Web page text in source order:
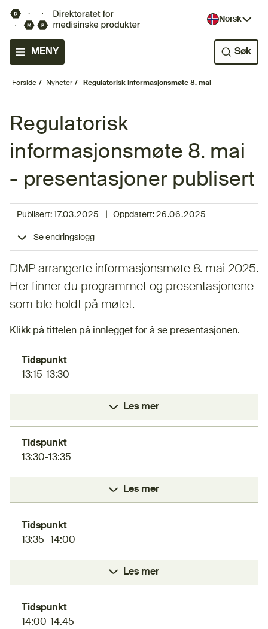
Norsk
MENY Søk
Forside Nyheter Regulatorisk informasjonsmøte 8. mai
Regulatorisk
informasjonsmøte 8. mai
- presentasjoner publisert
Publisert: 17.03.2025 Oppdatert:26.06.2025
Se endringslogg
DMP arrangerte informasjonsmøte 8. mai 2025.
Her finner du programmet og presentasjonene
som ble holdt på møtet.
Klikk på tittelen på innlegget for å se presentasjonen.
Tidspunkt
13:15-13:30
Les mer
Tidspunkt
13:30-13:35
Les mer
Tidspunkt
13:35- 14:00
Les mer
Tidspunkt
14:00-14.45